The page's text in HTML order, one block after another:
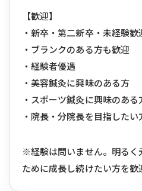
【歓迎】
・新卒・第二新卒・未経験歓
・ブランクのある方も歓迎
・経験者優遇
・美容鍼灸に興味のある方
・スポーツ鍼灸に興味のある
・院長・分院長を目指したい
※経験は問いません。明るく
ために成長し続けたい方を歓